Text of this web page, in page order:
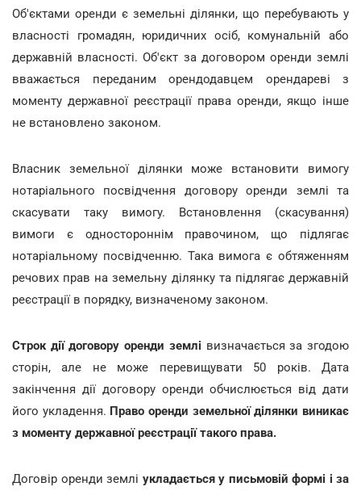
Об'єктами оренди є земельні ділянки, що перебувають у
власності громадян, юридичних осіб, комунальній або
державній власності. Об'єкт за договором оренди землі
вважається переданим орендодавцем орендареві з
моменту державної реєстрації права оренди, якщо інше
не встановлено законом.
Власник земельної ділянки може встановити вимогу
нотаріального посвідчення договору оренди землі та
скасувати таку вимогу. Встановлення (скасування)
вимоги є одностороннім правочином, що підлягає
нотаріальному посвідченню. Така вимога є обтяженням
речових прав на земельну ділянку та підлягає державній
реєстрації в порядку, визначеному законом.
Строк дії договору оренди землі визначається за згодою
сторін, але не може перевищувати 50 років. Дата
закінчення дії договору оренди обчислюється від дати
його укладення. Право оренди земельної ділянки виникає
з моменту державної реєстрації такого права.
Договір оренди землі укладається у письмовій формі і за